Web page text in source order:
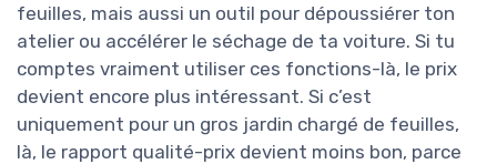
feuilles, mais aussi un outil pour dépoussiérer ton
atelier ou accélérer le séchage de ta voiture. Si tu
comptes vraiment utiliser ces fonctions-là, le prix
devient encore plus intéressant. Si c’est
uniquement pour un gros jardin chargé de feuilles,
là, le rapport qualité-prix devient moins bon, parce